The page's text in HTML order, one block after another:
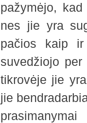
pažymėjo,
nes jie yra
pačios kaip
suvedžiojo
tikrovėje jie
jie